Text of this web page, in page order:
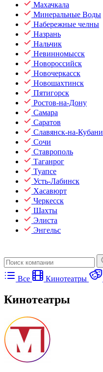
Махачкала
Минеральные Воды
Набережные челны
Назрань
Нальчик
Невинномысск
Новороссийск
Новочеркасск
Новошахтинск
Пятигорск
Ростов-на-Дону
Самара
Саратов
Славянск-на-Кубани
Сочи
Ставрополь
Таганрог
Туапсе
Усть-Лабинск
Хасавюрт
Черкесск
Шахты
Элиста
Энгельс
Все Кинотеатры
Кинотеатры